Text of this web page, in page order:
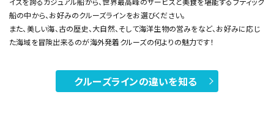
船の中から、お好みのクルーズラインをお選びください。
また、美しい海、古の歴史、大自然、そして海洋生物の営みをなど、お好みに応じ
た海域を冒険出来るのが海外発着クルーズの何よりの魅力です！
クルーズラインの違いを知る